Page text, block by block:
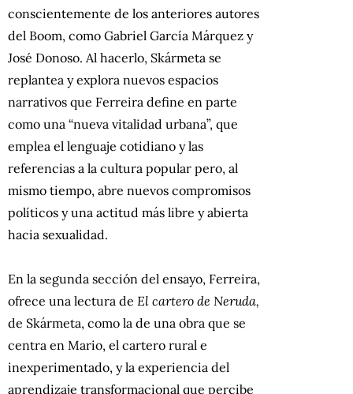
conscientemente de los anteriores autores
del Boom, como Gabriel García Márquez y
José Donoso. Al hacerlo, Skármeta se
replantea y explora nuevos espacios
narrativos que Ferreira define en parte
como una “nueva vitalidad urbana”, que
emplea el lenguaje cotidiano y las
referencias a la cultura popular pero, al
mismo tiempo, abre nuevos compromisos
políticos y una actitud más libre y abierta
hacia sexualidad.
En la segunda sección del ensayo, Ferreira,
ofrece una lectura de El cartero de Neruda,
de Skármeta, como la de una obra que se
centra en Mario, el cartero rural e
inexperimentado, y la experiencia del
aprendizaje transformacional que percibe